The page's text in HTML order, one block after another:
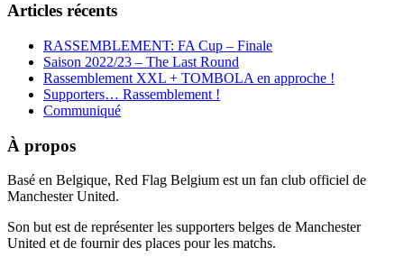
Articles récents
RASSEMBLEMENT: FA Cup – Finale
Saison 2022/23 – The Last Round
Rassemblement XXL + TOMBOLA en approche !
Supporters… Rassemblement !
Communiqué
À propos
Basé en Belgique, Red Flag Belgium est un fan club officiel de
Manchester United.
Son but est de représenter les supporters belges de Manchester
United et de fournir des places pour les matchs.